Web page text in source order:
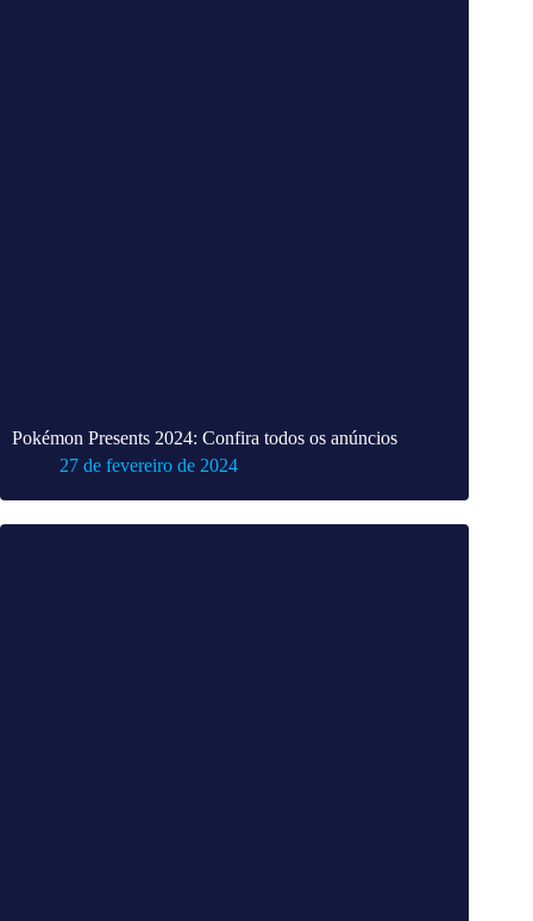
Pokémon Presents 2024: Confira todos os anúncios
27 de fevereiro de 2024